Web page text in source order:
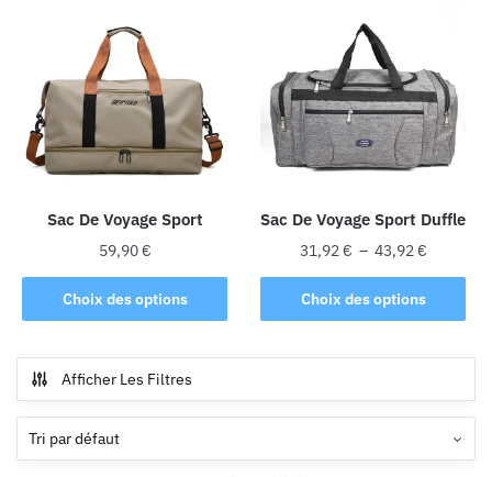
variations.
Les
options
peuvent
être
choisies
la
page
produit
variations.
Les
options
peuvent
être
choisies
la
page
produit
Sac De Voyage Sport
59,90€
Choix des options
Ce
produit
plusieurs
variations.
Les
Sac De Voyage Sport Duffle
31,92€ – 43,92€Plage
de
prix :
31,92 €
Choix des options
Ce
produit
variations.
Les
Afficher Les Filtres